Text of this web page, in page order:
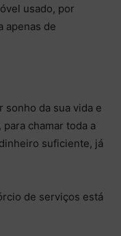
usado, por
apenas de
sonho da sua vida e
chamar toda a
suficiente, já
de serviços está